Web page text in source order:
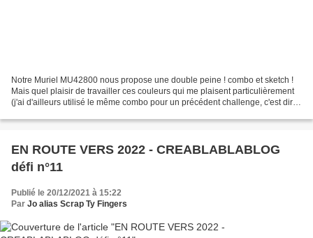
Notre Muriel MU42800 nous propose une double peine ! combo et sketch !
Mais quel plaisir de travailler ces couleurs qui me plaisent particulièrement
(j'ai d'ailleurs utilisé le même combo pour un précédent challenge, c'est dire
EN ROUTE VERS 2022 - CREABLABLABLOG
défi n°11
Publié le 20/12/2021 à 15:22
Par Jo alias Scrap Ty Fingers